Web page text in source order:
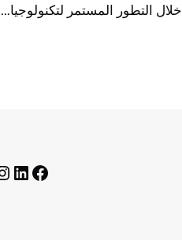
خلال التطور المستمر لتكنولوجيا…
فيسبوك لينكد إن إنستجرام